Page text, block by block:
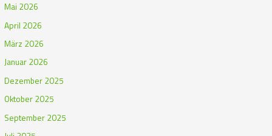
Mai 2026
April 2026
März 2026
Januar 2026
Dezember 2025
Oktober 2025
September 2025